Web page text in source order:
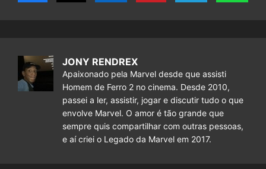
JONY RENDREX
Apaixonado pela Marvel desde que assisti
Homem de Ferro 2 no cinema. Desde 2010,
passei a ler, assistir, jogar e discutir tudo o que
envolve Marvel. O amor é tão grande que
sempre quis compartilhar com outras pessoas,
e aí criei o Legado da Marvel em 2017.